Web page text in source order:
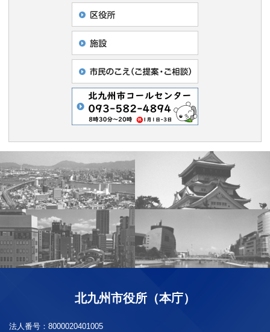
北九州市役所（本庁）
法人番号： 8000020401005